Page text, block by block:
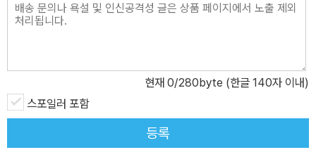
속에 있을 때는 돈에 대한 사람들의 지나친 열망을 비판하지만, 정작
저승으로 무대가 바뀐 뒤에는 선행을 많이 한 사람은 금이 쌓여 있는
지른 사람은 돈을 쓸 수 없는 파전산을 지나간다는 이야기로 바뀐다.
이처럼 재물을 추구하는 것을 무조건 죄로 추정하지 않는 모순적 의
식은 당시 사회에서 부와 상업 윤리가 갖는 의미가 커졌음을 반영한
곡』에서 여러 지옥을 돌아다닌 것처럼 『목련구모권선희문』에서는 화
현재 0/280byte (한글 140자 이내)
스포일러 포함
등록